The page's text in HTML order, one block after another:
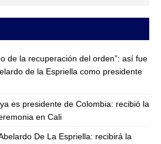
de la recuperación del orden”: así fue
de la Espriella como presidente
es presidente de Colombia: recibió la
en Cali
De La Espriella: recibirá la